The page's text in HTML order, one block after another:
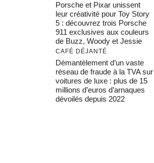
Porsche et Pixar unissent
leur créativité pour Toy Story
5 : découvrez trois Porsche
911 exclusives aux couleurs
de Buzz, Woody et Jessie
CAFÉ DÉJANTÉ
Démantèlement d’un vaste
réseau de fraude à la TVA sur
voitures de luxe : plus de 15
millions d’euros d’arnaques
dévoilés depuis 2022